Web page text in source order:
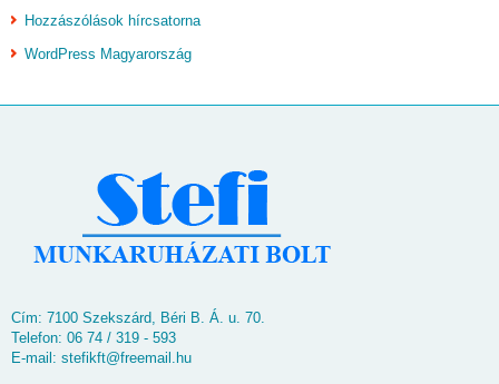
Hozzászólások hírcsatorna
WordPress Magyarország
Cím: 7100 Szekszárd, Béri B. Á. u. 70.
Telefon: 06 74 / 319 - 593
E-mail: stefikft@freemail.hu